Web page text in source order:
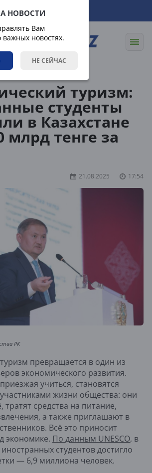
НОВОСТИ
Вам
новостях.
НЕ СЕЙЧАС
туризм:
студенты
в Казахстане
млрд тенге за
21.08.2025 17:54
РК
превращается в один из
экономического развития.
учиться, становятся
жизни общества: они
средства на питание,
а также приглашают в
Всё это приносит
экономике. По данным UNESCO, в
студентов достигло
— 6,9 миллиона человек.